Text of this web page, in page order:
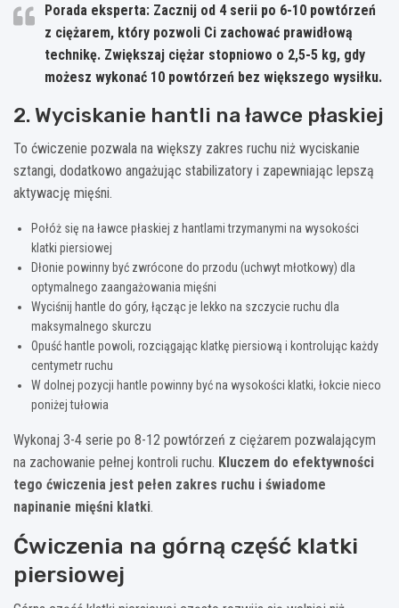
Porada eksperta: Zacznij od 4 serii po 6-10 powtórzeń
z ciężarem, który pozwoli Ci zachować prawidłową
technikę. Zwiększaj ciężar stopniowo o 2,5-5 kg, gdy
możesz wykonać 10 powtórzeń bez większego wysiłku.
2. Wyciskanie hantli na ławce płaskiej
To ćwiczenie pozwala na większy zakres ruchu niż wyciskanie
sztangi, dodatkowo angażując stabilizatory i zapewniając lepszą
aktywację mięśni.
Połóż się na ławce płaskiej z hantlami trzymanymi na wysokości
klatki piersiowej
Dłonie powinny być zwrócone do przodu (uchwyt młotkowy) dla
optymalnego zaangażowania mięśni
Wyciśnij hantle do góry, łącząc je lekko na szczycie ruchu dla
maksymalnego skurczu
Opuść hantle powoli, rozciągając klatkę piersiową i kontrolując każdy
centymetr ruchu
W dolnej pozycji hantle powinny być na wysokości klatki, łokcie nieco
poniżej tułowia
Wykonaj 3-4 serie po 8-12 powtórzeń z ciężarem pozwalającym
na zachowanie pełnej kontroli ruchu. Kluczem do efektywności
tego ćwiczenia jest pełen zakres ruchu i świadome
napinanie mięśni klatki.
Ćwiczenia na górną część klatki
piersiowej